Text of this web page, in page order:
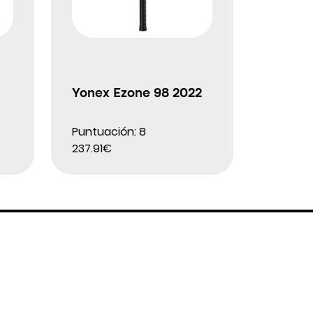
Yonex Ezone 98 2022
Puntuación: 8
237.91€